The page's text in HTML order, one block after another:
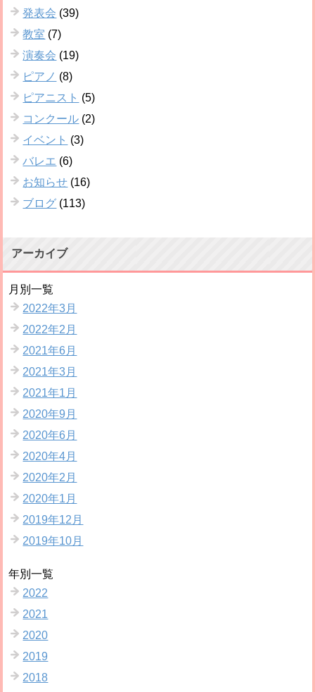
発表会 (39)
教室 (7)
演奏会 (19)
ピアノ (8)
ピアニスト (5)
コンクール (2)
イベント (3)
バレエ (6)
お知らせ (16)
ブログ (113)
アーカイブ
月別一覧
2022年3月
2022年2月
2021年6月
2021年3月
2021年1月
2020年9月
2020年6月
2020年4月
2020年2月
2020年1月
2019年12月
2019年10月
年別一覧
2022
2021
2020
2019
2018